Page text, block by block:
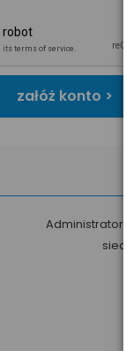
załóż konto >